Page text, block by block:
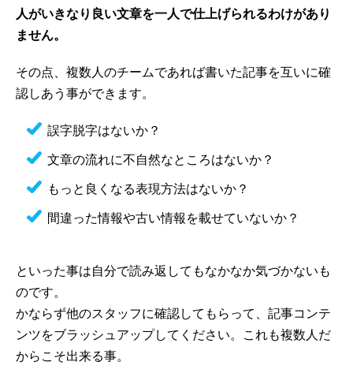
人がいきなり良い文章を一人で仕上げられるわけがあり
ません。
その点、複数人のチームであれば書いた記事を互いに確
認しあう事ができます。
誤字脱字はないか？
文章の流れに不自然なところはないか？
もっと良くなる表現方法はないか？
間違った情報や古い情報を載せていないか？
といった事は自分で読み返してもなかなか気づかないも
のです。
かならず他のスタッフに確認してもらって、記事コンテ
ンツをブラッシュアップしてください。これも複数人だ
からこそ出来る事。